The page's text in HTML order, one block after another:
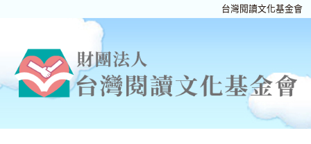
台灣閱讀文化基金會